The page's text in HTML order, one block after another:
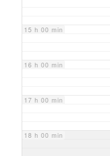
15 h 00 min
16 h 00 min
17 h 00 min
18 h 00 min